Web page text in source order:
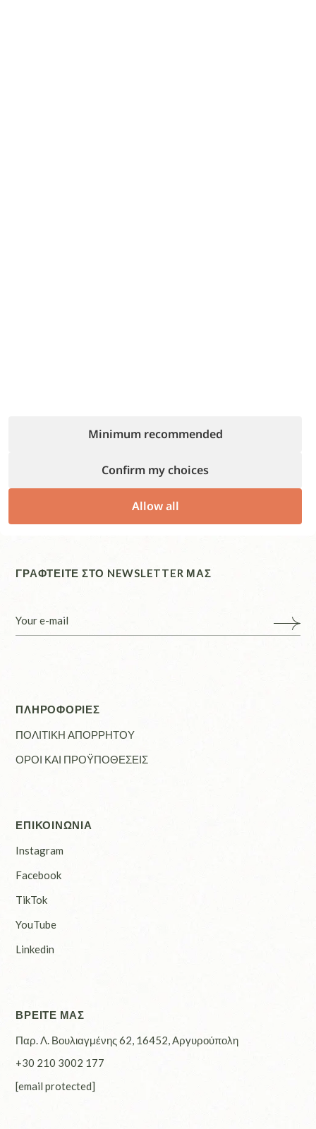
ΓΡΑΦΤΕΙΤΕ ΣΤΟ NEWSLETTER ΜΑΣ
ΠΛΗΡΟΦΟΡΙΕΣ
ΠΟΛΙΤΙΚΗ ΑΠΟΡΡΗΤΟΥ
ΟΡΟΙ ΚΑΙ ΠΡΟΫΠΟΘΕΣΕΙΣ
ΕΠΙΚΟΙΝΩΝΙΑ
Instagram
Facebook
TikTok
YouTube
Linkedin
ΒΡΕΙΤΕ ΜΑΣ
Παρ. Λ. Βουλιαγμένης 62, 16452, Αργυρούπολη
+30 210 3002 177
[email protected]
Minimum recommended
Confirm my choices
Allow all